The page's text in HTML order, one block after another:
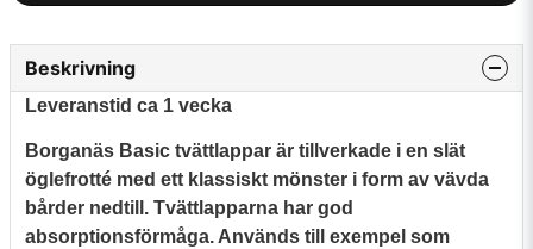
Beskrivning
Leveranstid ca 1 vecka
Borganäs Basic tvättlappar är tillverkade i en slät
öglefrotté med ett klassiskt mönster i form av vävda
bårder nedtill. Tvättlapparna har god
absorptionsförmåga. Används till exempel som